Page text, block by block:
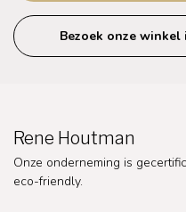
Bezoek onze
Rene Houtman
Onze onderneming is
eco-friendly.